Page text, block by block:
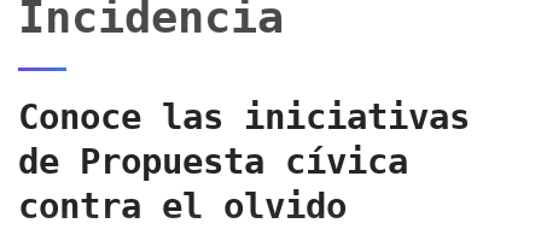
Incidencia
Conoce las iniciativas
de Propuesta cívica
contra el olvido